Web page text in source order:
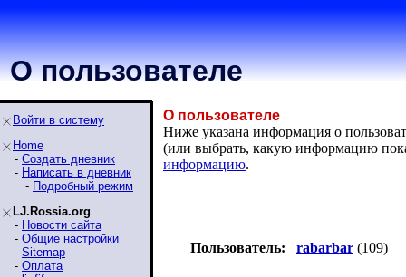
О пользователе
Войти в систему
Home
- Создать дневник
- Написать в дневник
- Подробный режим
LJ.Rossia.org
- Новости сайта
- Общие настройки
- Sitemap
- Оплата
О пользователе
Ниже указана информация о
(или выбрать, какую информацию
информацию.
Пользователь: rabarbar (109)